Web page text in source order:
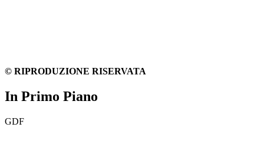
© RIPRODUZIONE RISERVATA
In Primo Piano
GDF